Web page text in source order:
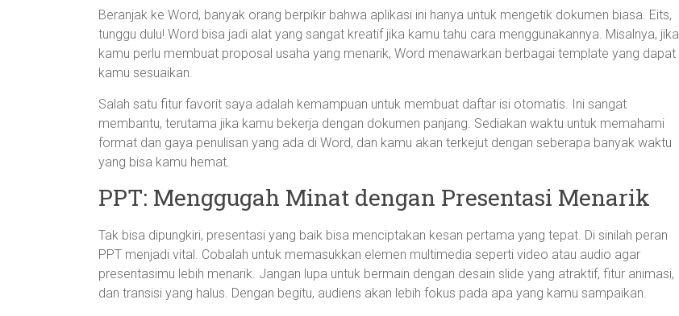
Beranjak ke Word, banyak orang berpikir bahwa aplikasi ini hanya untuk mengetik dokumen biasa. Eits,
tunggu dulu! Word bisa jadi alat yang sangat kreatif jika kamu tahu cara menggunakannya. Misalnya, jika
kamu perlu membuat proposal usaha yang menarik, Word menawarkan berbagai template yang dapat
kamu sesuaikan.
Salah satu fitur favorit saya adalah kemampuan untuk membuat daftar isi otomatis. Ini sangat
membantu, terutama jika kamu bekerja dengan dokumen panjang. Sediakan waktu untuk memahami
format dan gaya penulisan yang ada di Word, dan kamu akan terkejut dengan seberapa banyak waktu
yang bisa kamu hemat.
PPT: Menggugah Minat dengan Presentasi Menarik
Tak bisa dipungkiri, presentasi yang baik bisa menciptakan kesan pertama yang tepat. Di sinilah peran
PPT menjadi vital. Cobalah untuk memasukkan elemen multimedia seperti video atau audio agar
presentasimu lebih menarik. Jangan lupa untuk bermain dengan desain slide yang atraktif, fitur animasi,
dan transisi yang halus. Dengan begitu, audiens akan lebih fokus pada apa yang kamu sampaikan.